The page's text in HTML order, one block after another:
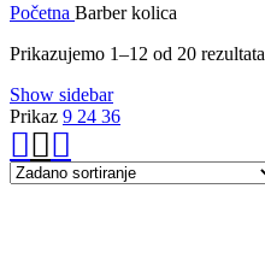
Početna Barber kolica
Prikazujemo 1–12 od 20 rezultata
Show sidebar
Prikaz 9 24 36